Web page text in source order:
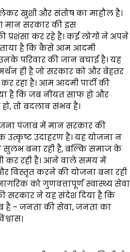
खुशी और संतोष का माहौल है।
मान सरकार की इस
कर रहे हैं। कई लोगों ने अपने
है कि कैसे आम आदमी
परिवार की जान बचाई है। यह
ही है जो सरकार को और बेहतर
रहा है। आम आदमी पार्टी की
है कि जब नीयत साफ हो और
तो बदलाव संभव है।
पंजाब में मान सरकार की
उत्कृष्ट उदाहरण है। यह योजना न
बना रही है, बल्कि समाज के
कर रही है। आने वाले समय में
विस्तृत करने की योजना बना रही
को गुणवत्तापूर्ण स्वास्थ्य सेवा
सरकार ने यह संदेश दिया है कि
– जनता की सेवा, जनता का